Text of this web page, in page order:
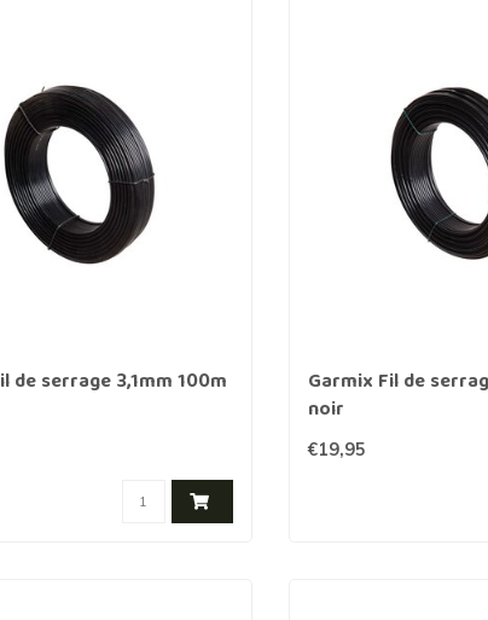
de serrage 3,1mm 100m
Garmix Fil de
noir
€19,95